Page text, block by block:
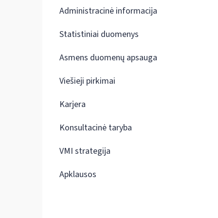
Administracinė informacija
Statistiniai duomenys
Asmens duomenų apsauga
Viešieji pirkimai
Karjera
Konsultacinė taryba
VMI strategija
Apklausos